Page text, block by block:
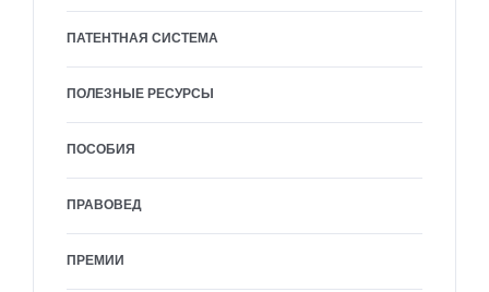
ПАТЕНТНАЯ СИСТЕМА
ПОЛЕЗНЫЕ РЕСУРСЫ
ПОСОБИЯ
ПРАВОВЕД
ПРЕМИИ